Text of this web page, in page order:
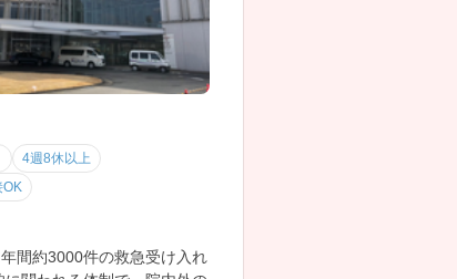
4週8休以上
間約3000件の救急受け入れ